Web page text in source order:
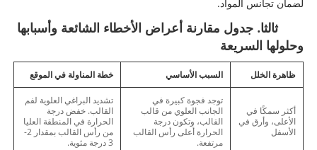
لضمان تجانس المواد.
ثالثا. جدول مقارنة أعراض الأخطاء الشائعة وأسبابها
وحلولها السريعة
ظاهرة الخلل السبب الأساسي خطة المناولة في الموقع
أكثر سمكًا في
الأعلى، وأرق في
الأسفل
توجد فجوة كبيرة في
الجانب العلوي من قالب
القالب، وتكون درجة
الحرارة أعلى رأس القالب
مرتفعة.
تشديد البراغي العلوية لفم
القالب. خفض درجة
الحرارة في المنطقة العليا
من رأس القالب بمقدار 2-